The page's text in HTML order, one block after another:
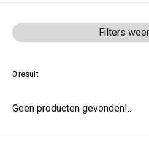
Filters
0result
Geen producten gevonden!...